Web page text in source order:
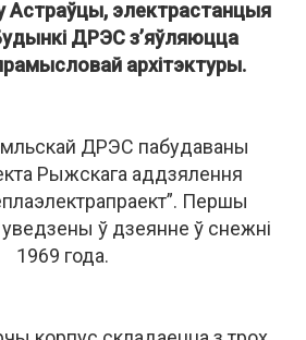
Астраўцы, электрастанцыя
ДРЭС з’яўляюцца
архітэктуры.
ДРЭС пабудаваны
Рыжскага аддзялення
Першы
ў дзеянне ў снежні
1969 года.